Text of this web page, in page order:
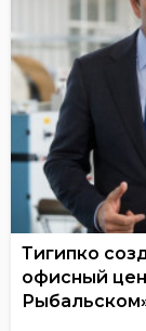
Тигипко
офисный